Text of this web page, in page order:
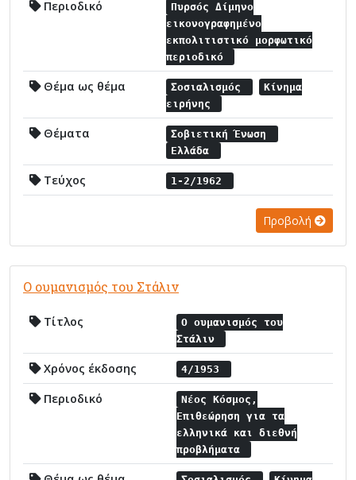
Περιοδικό
Πυρσός Δίμηνο
εικονογραφημένο
εκπολιτιστικό μορφωτικό
περιοδικό
Θέμα ως θέμα Σοσιαλισμός
Κίνημα
ειρήνης
Θέματα
Σοβιετική Ένωση
Ελλάδα
Τεύχος 1-2/1962
Προβολή
Ο ουμανισμός του Στάλιν
Τίτλος
Ο ουμανισμός του
Στάλιν
Χρόνος έκδοσης 4/1953
Περιοδικό
Νέος Κόσμος,
Επιθεώρηση για τα
ελληνικά και διεθνή
προβλήματα